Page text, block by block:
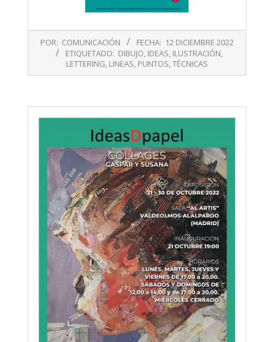
12-
POR: COMUNICACIÓN FECHA: 12 DICIEMBRE 2022
ETIQUETADO: DIBUJO, IDEAS, ILUSTRACIÓN,
LETTERING, LINEAS, PUNTOS,TÉCNICAS